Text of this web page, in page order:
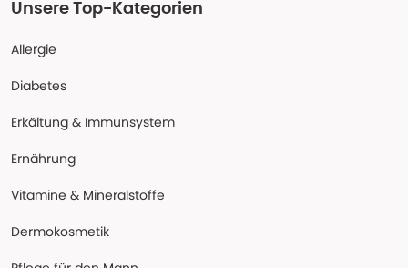
Unsere Top-Kategorien
Allergie
Diabetes
Erkältung & Immunsystem
Ernährung
Vitamine & Mineralstoffe
Dermokosmetik